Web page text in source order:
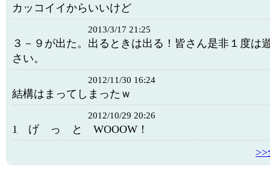
カッコイイからいいけど
2013/3/17 21:25
３－９が出た。出るときは出る！皆さん是非１度は
さい。
2012/11/30 16:24
結構はまってしまったｗ
2012/10/29 20:26
1 げ っ と WOOOW！